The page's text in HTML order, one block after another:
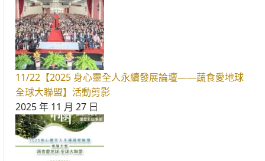
11/22【2025 身心靈全人永續發展論壇——蔬食愛地球
全球大聯盟】活動剪影
2025 年 11 月 27 日